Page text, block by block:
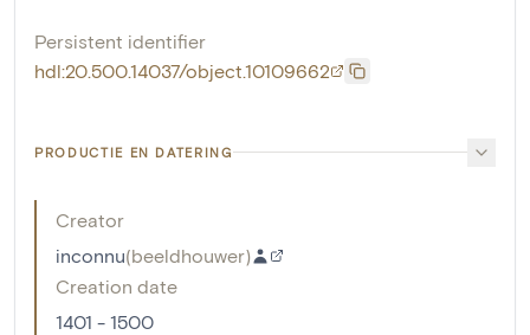
Persistent identifier
hdl:20.500.14037/object.10109662
PRODUCTIE EN DATERING
Creator
inconnu(beeldhouwer)
Creation date
1401 - 1500